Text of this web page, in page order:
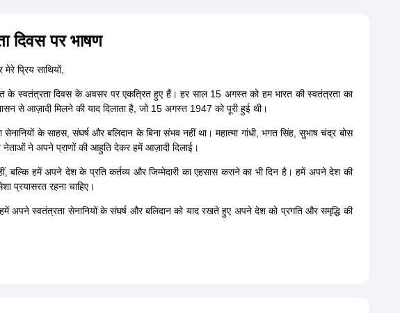
दिवस पर भाषण
प्रिय साथियों,
के स्वतंत्रता दिवस के अवसर पर एकत्रित हुए हैं। हर साल 15 अगस्त को हम भारत की स्वतंत्रता का
से आज़ादी मिलने की याद दिलाता है, जो 15 अगस्त 1947 को पूरी हुई थी।
सेनानियों के साहस, संघर्ष और बलिदान के बिना संभव नहीं था। महात्मा गांधी, भगत सिंह, सुभाष चंद्र बोस
ने अपने प्राणों की आहुति देकर हमें आज़ादी दिलाई।
हमें अपने देश के प्रति कर्तव्य और जिम्मेदारी का एहसास कराने का भी दिन है। हमें अपने देश की
प्रयासरत रहना चाहिए।
अपने स्वतंत्रता सेनानियों के संघर्ष और बलिदान को याद रखते हुए अपने देश को प्रगति और समृद्धि की